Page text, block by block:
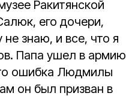
Ракитянской
его дочери,
знаю, и все, что я
Папа ушел в армию
ошибка Людмилы
он был призван в